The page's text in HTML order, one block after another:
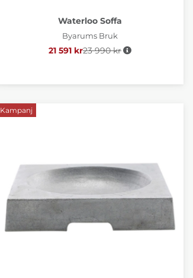
Waterloo Soffa
Byarums Bruk
21 591 kr Ordinarie pris:
23 990 kr
Kampanj